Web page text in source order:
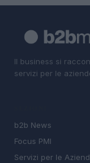
Il business si
servizi per le
b2b News
Focus PMI
Servizi per le